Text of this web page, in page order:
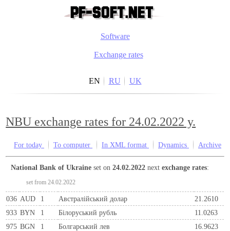
Software
Exchange rates
EN RU UK
NBU exchange rates for 24.02.2022 y.
For today To computer In XML format Dynamics Archive
National Bank of Ukraine set on24.02.2022 nextexchange rates:
set from 24.02.2022
036 AUD 1 Австралійський долар
21.2610
933 BYN 1 Бiлоруський рубль
11.0263
975 BGN 1 Болгарський лев
16.9623